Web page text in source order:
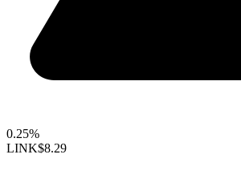
0.25%
LINK$8.29